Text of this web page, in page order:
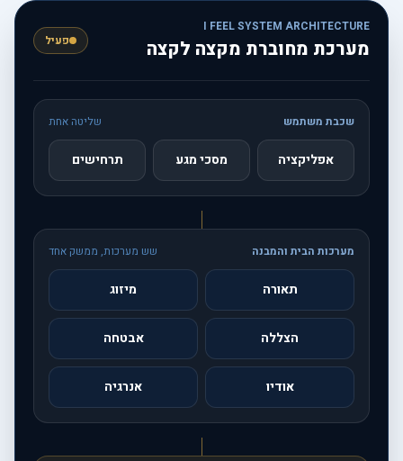
I FEEL SYSTEM ARCHITECTURE
מערכת מחוברת מקצה לקצה פעיל
שכבת משתמש שליטה אחת
אפליקציה מסכי מגע תרחישים
מערכות הבית והמבנה שש מערכות, ממשק אחד
תאורה מיזוג
הצללה אבטחה
אודיו אנרגיה